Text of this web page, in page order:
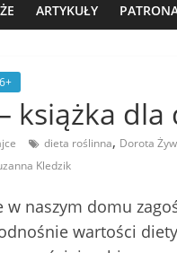
ARTYKUŁY
książka
dieta roślinna, Dorota
Kledzik
w naszym domu
wartości